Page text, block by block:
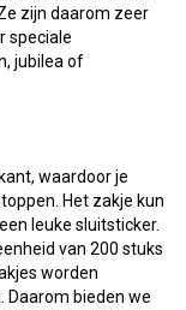
zijn daarom zeer
speciale
jubilea of
waardoor je
Het zakje kun
leuke sluitsticker.
van 200 stuks
worden
Daarom bieden we